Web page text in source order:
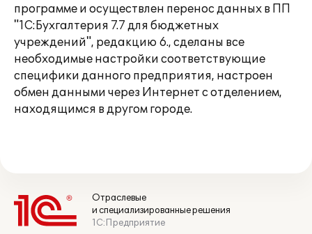
программе и осуществлен перенос данных в ПП
"1С:Бухгалтерия 7.7 для бюджетных
учреждений", редакцию 6., сделаны все
необходимые настройки соответствующие
специфики данного предприятия, настроен
обмен данными через Интернет с отделением,
находящимся в другом городе.
Отраслевые
и специализированные решения
1С:Предприятие